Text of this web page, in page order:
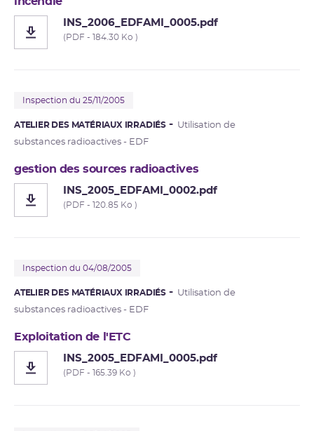
INS_2006_EDFAMI_0005.pdf
(PDF - 184.30 Ko )
Inspection du 25/11/2005
ATELIER DES MATÉRIAUX IRRADIÉS
Utilisation de
substances radioactives - EDF
gestion des sources radioactives
INS_2005_EDFAMI_0002.pdf
(PDF - 120.85 Ko )
Inspection du 04/08/2005
ATELIER DES MATÉRIAUX IRRADIÉS
Utilisation de
substances radioactives - EDF
Exploitation de l'ETC
INS_2005_EDFAMI_0005.pdf
(PDF - 165.39 Ko )